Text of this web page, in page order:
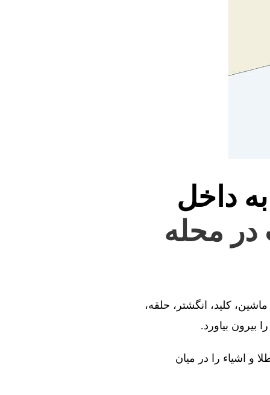
داخل
در محله
کلید، انگشتر، حلقه،
بیرون بیاورد.
و اشیاء را در میان